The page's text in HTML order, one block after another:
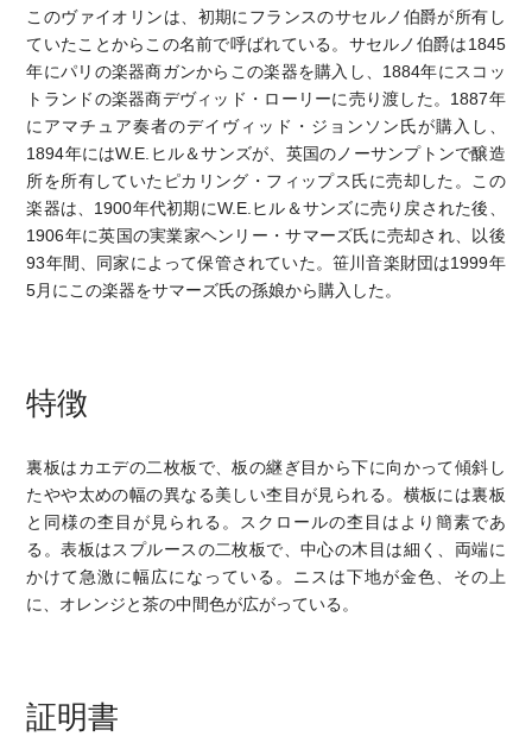
このヴァイオリンは、初期にフランスのサセルノ伯爵が所有し
ていたことからこの名前で呼ばれている。サセルノ伯爵は1845
年にパリの楽器商ガンからこの楽器を購入し、1884年にスコッ
トランドの楽器商デヴィッド・ローリーに売り渡した。1887年
にアマチュア奏者のデイヴィッド・ジョンソン氏が購入し、
1894年にはW.E.ヒル＆サンズが、英国のノーサンプトンで醸造
所を所有していたピカリング・フィップス氏に売却した。この
楽器は、1900年代初期にW.E.ヒル＆サンズに売り戻された後、
1906年に英国の実業家ヘンリー・サマーズ氏に売却され、以後
93年間、同家によって保管されていた。笹川音楽財団は1999年
5月にこの楽器をサマーズ氏の孫娘から購入した。
特徴
裏板はカエデの二枚板で、板の継ぎ目から下に向かって傾斜し
たやや太めの幅の異なる美しい杢目が見られる。横板には裏板
と同様の杢目が見られる。スクロールの杢目はより簡素であ
る。表板はスプルースの二枚板で、中心の木目は細く、両端に
かけて急激に幅広になっている。ニスは下地が金色、その上
に、オレンジと茶の中間色が広がっている。
証明書